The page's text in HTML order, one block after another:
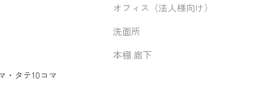
・ タテ10コマ
オフィス（法人様向け）
洗面所
本棚 廊下